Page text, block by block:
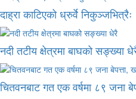
दाह्रा काटिएको ध्रुर्वे
नदी तटीय क्षेत्रमा बाघको सङ्ख्या
चितवनबाट गत एक वर्षमा ८९ जना